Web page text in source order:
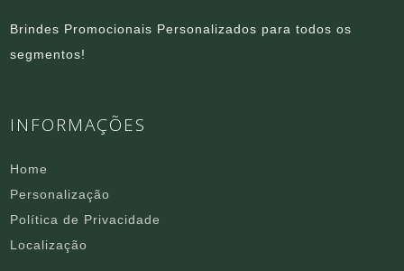
Brindes Promocionais Personalizados para todos os
segmentos!
INFORMAÇÕES
Home
Personalização
Política de Privacidade
Localização